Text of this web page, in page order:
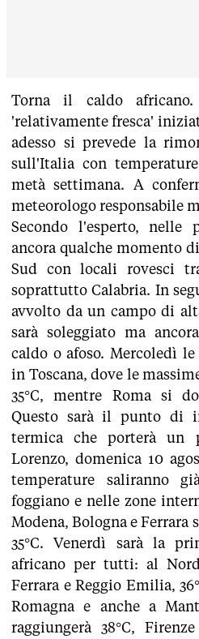
Torna il caldo
'relativamente fresca'
adesso si prevede la
sull'Italia con
metà settimana. A
meteorologo responsabile
Secondo l'esperto, nelle
ancora qualche momento
Sud con locali rovesci
soprattutto Calabria. In
avvolto da un campo di
sarà soleggiato ma
caldo o afoso. Mercoledì
in Toscana, dove le
35°C, mentre Roma si
Questo sarà il punto di
termica che porterà un
Lorenzo, domenica 10
temperature saliranno
foggiano e nelle zone
Modena, Bologna e Ferrara
35°C. Venerdì sarà la
africano per tutti: al
Ferrara e Reggio Emilia,
Romagna e anche a
raggiungerà 38°C,